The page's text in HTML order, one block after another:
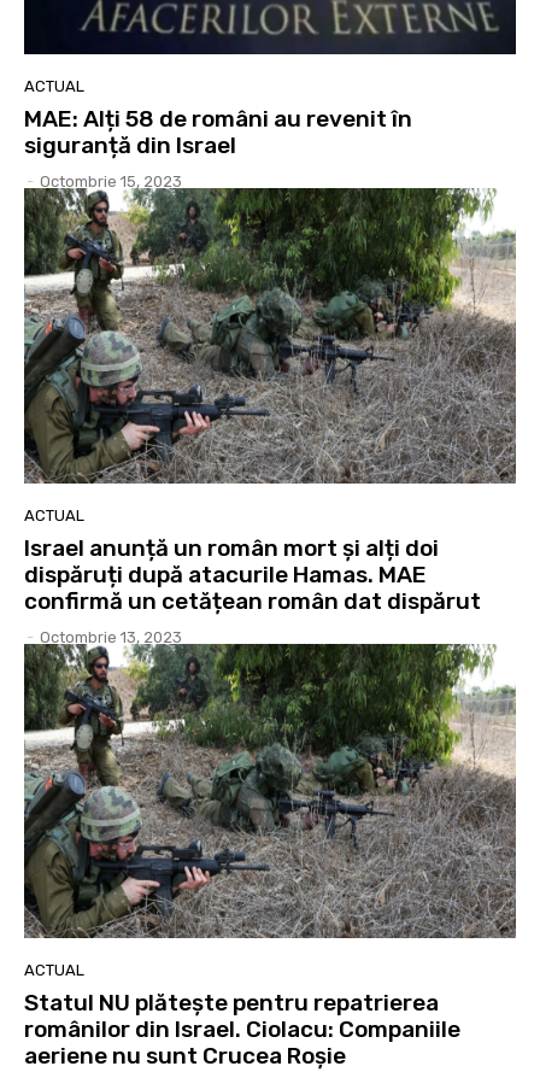
ACTUAL
MAE: Alți 58 de români au revenit în
siguranță din Israel
- Octombrie 15, 2023
ACTUAL
Israel anunță un român mort și alți doi
dispăruți după atacurile Hamas. MAE
confirmă un cetățean român dat dispărut
- Octombrie 13, 2023
ACTUAL
Statul NU plătește pentru repatrierea
românilor din Israel. Ciolacu: Companiile
aeriene nu sunt Crucea Roșie